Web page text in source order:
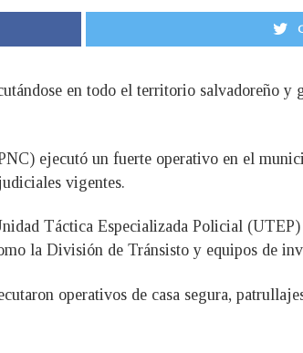
en todo el territorio salvadoreño y
ejecutó un fuerte operativo en el
vigentes.
Táctica Especializada Policial
la División de Tránsisto y equipos de
operativos de casa segura,